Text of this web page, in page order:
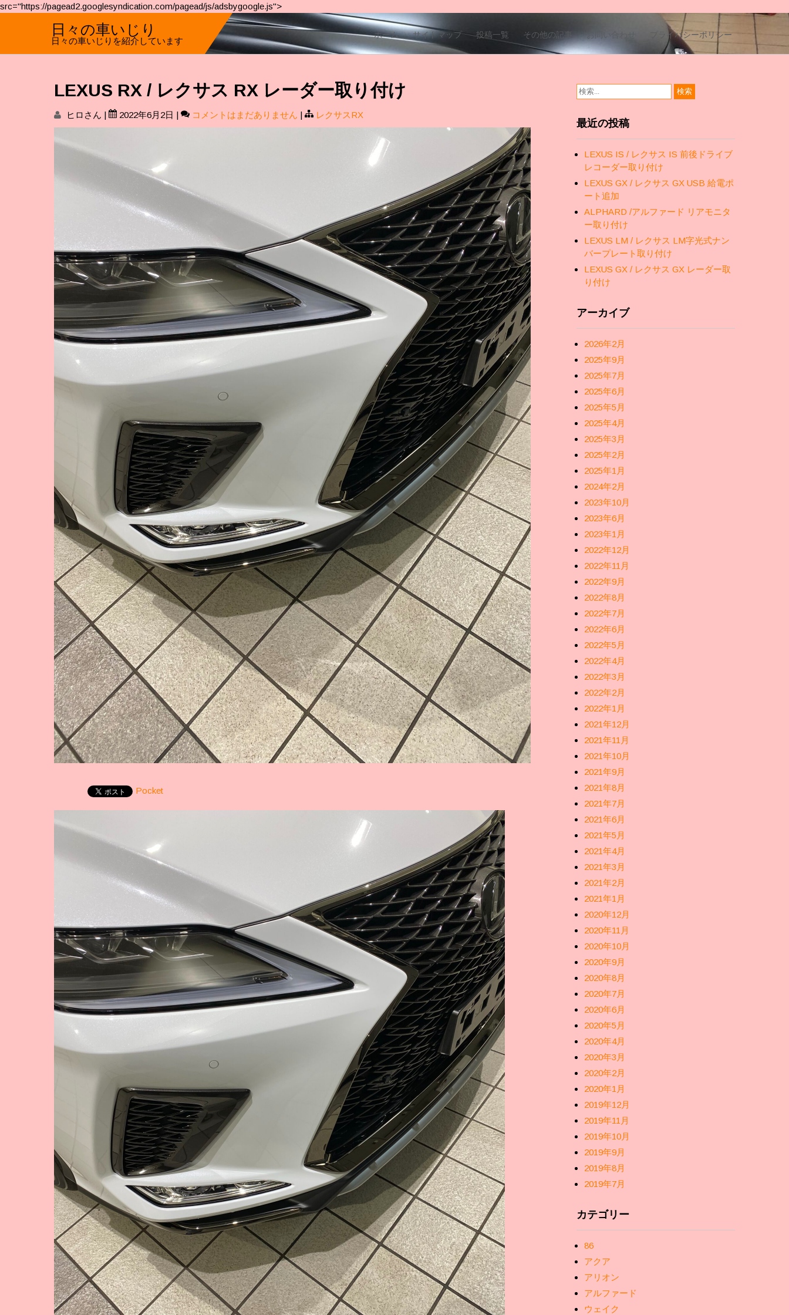
src="https://pagead2.googlesyndication.com/pagead/js/adsbygoogle.js">
日々の車いじり
日々の車いじりを紹介しています
ホーム サイトマップ 投稿一覧 その他の記事 お問い合わせ プライバシーポリシー
LEXUS RX / レクサス RX レーダー取り付け
ヒロさん | 2022年6月2日 | コメントはまだありません | レクサスRX
Pocket
最近の投稿
LEXUS IS / レクサス IS 前後ドライブ
レコーダー取り付け
LEXUS GX / レクサス GX USB 給電ポ
ート追加
ALPHARD /アルファード リアモニタ
ー取り付け
LEXUS LM / レクサス LM字光式ナン
バープレート取り付け
LEXUS GX / レクサス GX レーダー取
り付け
アーカイブ
2026年2月
2025年9月
2025年7月
2025年6月
2025年5月
2025年4月
2025年3月
2025年2月
2025年1月
2024年2月
2023年10月
2023年6月
2023年1月
2022年12月
2022年11月
2022年9月
2022年8月
2022年7月
2022年6月
2022年5月
2022年4月
2022年3月
2022年2月
2022年1月
2021年12月
2021年11月
2021年10月
2021年9月
2021年8月
2021年7月
2021年6月
2021年5月
2021年4月
2021年3月
2021年2月
2021年1月
2020年12月
2020年11月
2020年10月
2020年9月
2020年8月
2020年7月
2020年6月
2020年5月
2020年4月
2020年3月
2020年2月
2020年1月
2019年12月
2019年11月
2019年10月
2019年9月
2019年8月
2019年7月
カテゴリー
86
アクア
アリオン
アルファード
ウェイク